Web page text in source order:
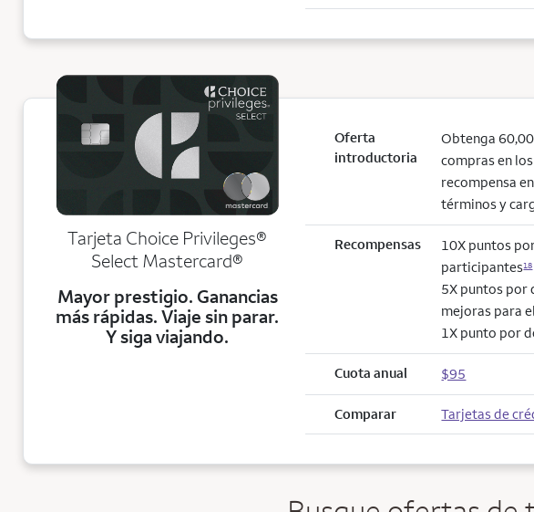
Tarjeta Choice Privileges®
Select Mastercard®
Mayor prestigio. Ganancias
más rápidas. Viaje sin parar.
Y siga viajando.
Oferta
introductoria
Obtenga
compras en
recompensa
términos y
Recompensas
10X puntos
participantes18
5X puntos por
mejoras para
1X punto por
Cuota anual $95
Comparar Tarjetas de